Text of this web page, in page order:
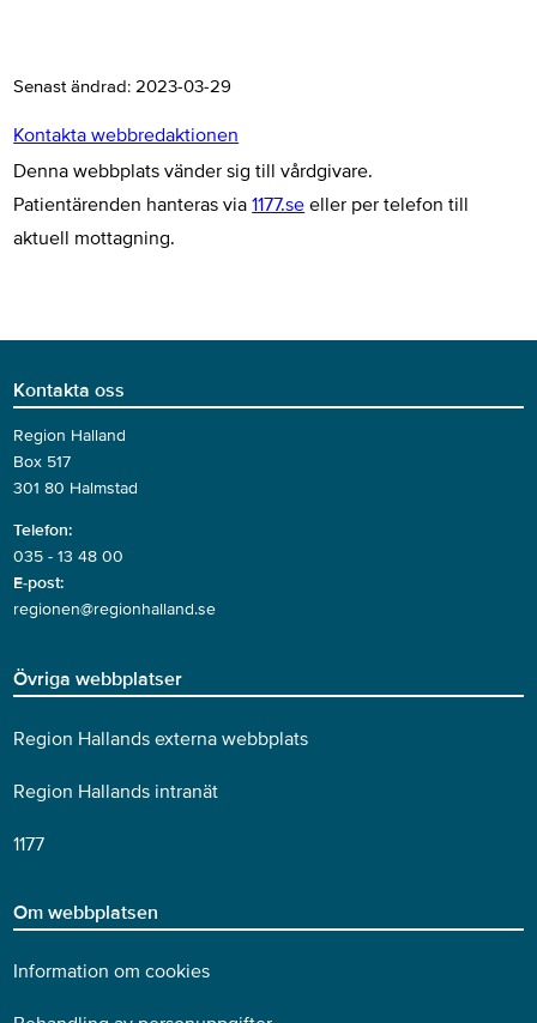
Senast ändrad:2023-03-29
Kontakta webbredaktionen
Denna webbplats vänder sig till vårdgivare.
Patientärenden hanteras via1177.se eller per telefon till
aktuell mottagning.
Kontakta oss
Region Halland
Box 517
301 80 Halmstad
Telefon:
035 - 13 48 00
E-post:
regionen@regionhalland.se
Övriga webbplatser
Region Hallands externa webbplats
Region Hallands intranät
1177
Om webbplatsen
Information om cookies